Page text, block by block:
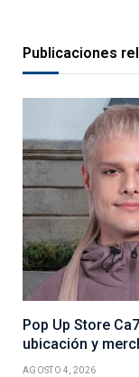
Publicaciones
Pop Up Store
ubicación y
AGOSTO 4, 2026